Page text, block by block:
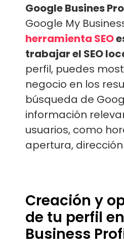
Google Busines
Google My
herramienta SEO
trabajar el SEO
perfil, puedes
negocio en los
búsqueda de
información
usuarios, como
apertura,
Creación y
de tu perfil
Business